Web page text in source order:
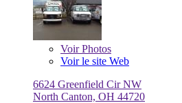
VoirPhotos
Voir le site Web
6624 Greenfield Cir NW
North Canton, OH 44720